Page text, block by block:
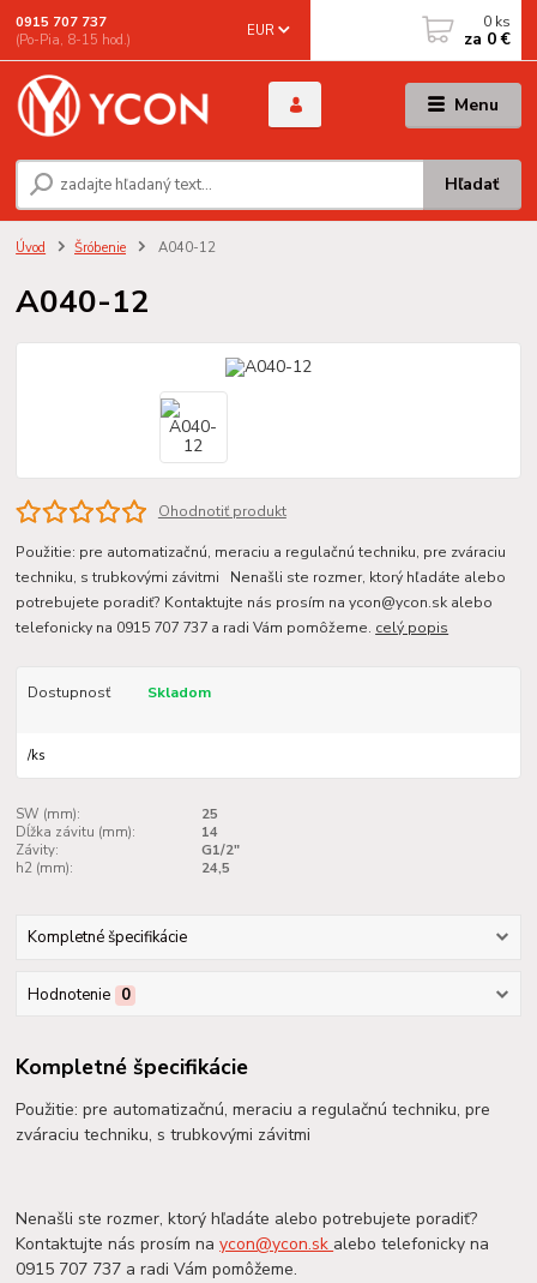
Menu
EUR
Hľadať
0915 707 737
(Po-Pia, 8-15 hod.)
0 ks
za 0 €
Úvod Šróbenie A040-12
A040-12
Ohodnotiť produkt
Použitie: pre automatizačnú, meraciu a regulačnú techniku, pre zváraciu
techniku, s trubkovými závitmi Nenašli ste rozmer, ktorý hľadáte alebo
potrebujete poradiť? Kontaktujte nás prosím na ycon@ycon.sk alebo
telefonicky na 0915 707 737 a radi Vám pomôžeme. celý popis
Dostupnosť Skladom
/ks
SW (mm):
25
Dĺžka závitu (mm):
14
Závity:
G1/2"
h2 (mm):
24,5
Kompletné špecifikácie
Hodnotenie 0
Kompletné špecifikácie
Použitie: pre automatizačnú, meraciu a regulačnú techniku, pre
zváraciu techniku, s trubkovými závitmi
Nenašli ste rozmer, ktorý hľadáte alebo potrebujete poradiť?
Kontaktujte nás prosím naycon@ycon.sk alebo telefonicky na
0915 707 737 a radi Vám pomôžeme.